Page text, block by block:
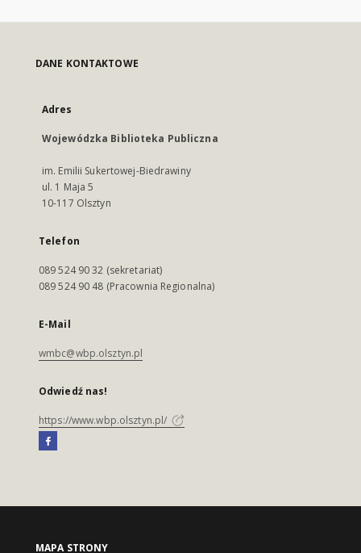
DANE KONTAKTOWE
Adres
Wojewódzka Biblioteka Publiczna
im. Emilii Sukertowej-Biedrawiny
ul. 1 Maja 5
10-117 Olsztyn
Telefon
089 524 90 32 (sekretariat)
089 524 90 48 (Pracownia Regionalna)
E-Mail
wmbc@wbp.olsztyn.pl
Odwiedź nas!
https://www.wbp.olsztyn.pl/
MAPA STRONY